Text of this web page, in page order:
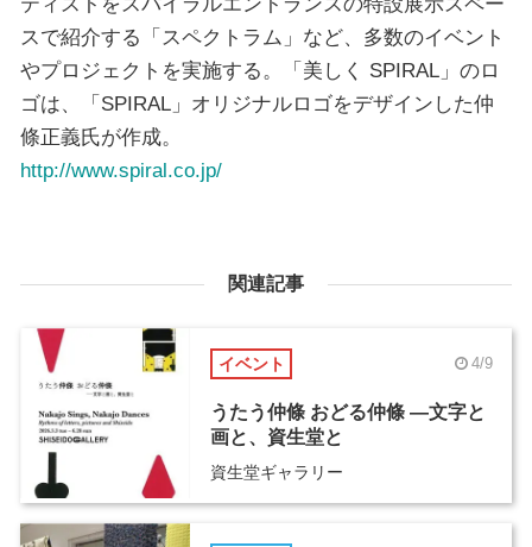
スで紹介する「スペクトラム」など、多数のイベント
やプロジェクトを実施する。「美しく SPIRAL」のロ
ゴは、「SPIRAL」オリジナルロゴをデザインした仲
條正義氏が作成。
http://www.spiral.co.jp/
関連記事
イベント 4/9
うたう仲條 おどる仲條 ―文字と
画と、資生堂と
資生堂ギャラリー